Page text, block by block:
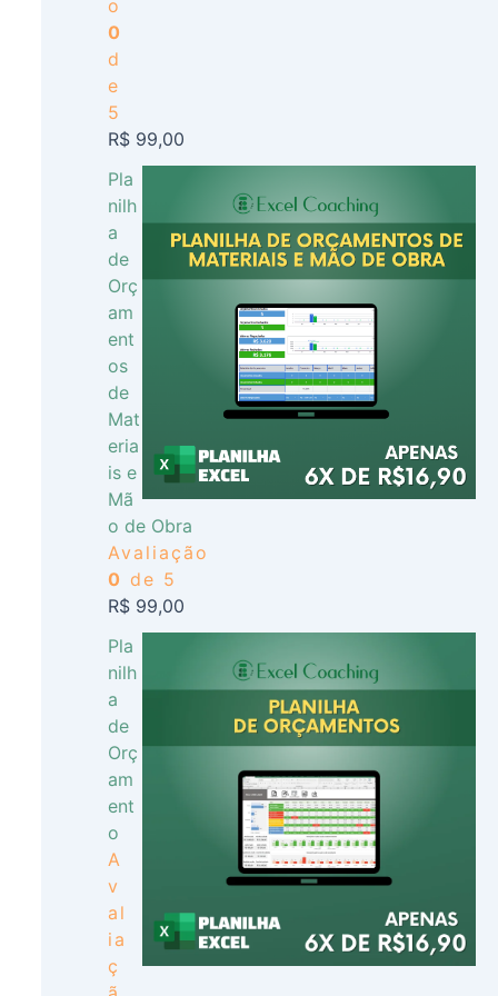
o
0
d
e
5
R$99,00
Pla
nilh
a
de
Orç
am
ent
os
de
Mat
eria
is e
Mã
o de Obra
Avaliação
0 de 5
R$99,00
Pla
nilh
a
de
Orç
am
ent
o
A
v
al
ia
ç